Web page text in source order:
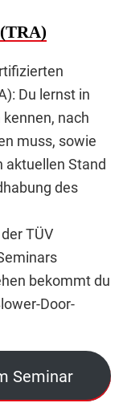
Du lernst in
nach
muss, sowie
aktuellen Stand
des
TÜV
bekommt du
Door-
Seminar